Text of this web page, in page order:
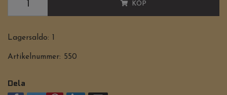
KÖP
Lagersaldo: 1
Artikelnummer: 550
Dela